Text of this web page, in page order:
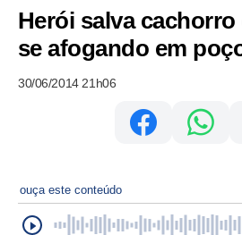
Herói salva cachorro
se afogando em
30/06/2014 21h06
ouça este conteúdo